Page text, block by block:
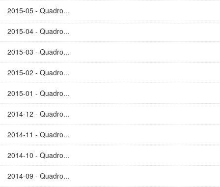
2015-05 - Quadro...
2015-04 - Quadro...
2015-03 - Quadro...
2015-02 - Quadro...
2015-01 - Quadro...
2014-12 - Quadro...
2014-11 - Quadro...
2014-10 - Quadro...
2014-09 - Quadro...